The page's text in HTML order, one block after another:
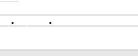
spel Nyhetsbrev